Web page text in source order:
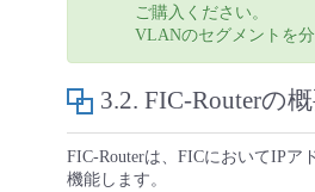
ご購入ください。
VLANのセグメントを
3.2. FIC-Routerの
FIC-Routerは、FICにおいてIPア
機能します。